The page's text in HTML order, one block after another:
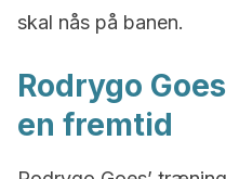
skal nås på banen.
Rodrygo
en fremtid